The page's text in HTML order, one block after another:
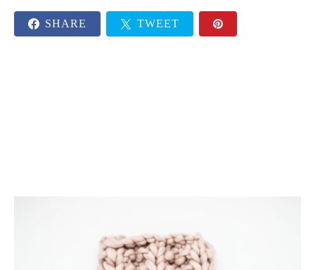
SHARE TWEET